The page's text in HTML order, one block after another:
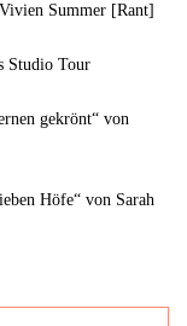
Summer [Rant]
Studio Tour
gekrönt“ von
Höfe“ von Sarah